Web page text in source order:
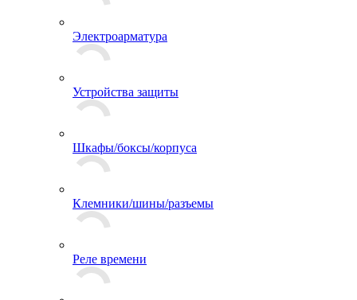
Электроарматура
Устройства защиты
Шкафы/боксы/корпуса
Клемники/шины/разъемы
Реле времени